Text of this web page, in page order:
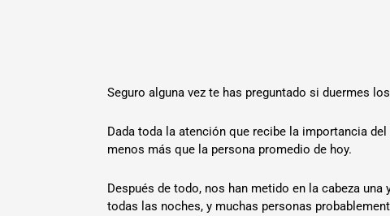
Seguro alguna vez te has preguntado si duermes
Dada toda la atención que recibe la importancia
menos más que la persona promedio de hoy.
Después de todo, nos han metido en la cabeza
todas las noches, y muchas personas